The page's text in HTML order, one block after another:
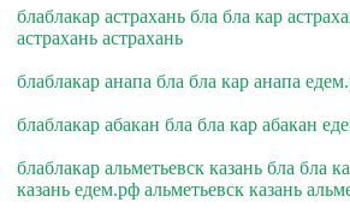
блаблакар астрахань бла бла кар
астрахань астрахань
блаблакар анапа бла бла кар анапа
блаблакар абакан бла бла кар абакан
блаблакар альметьевск казань бла бла
казань едем.рф альметьевск казань